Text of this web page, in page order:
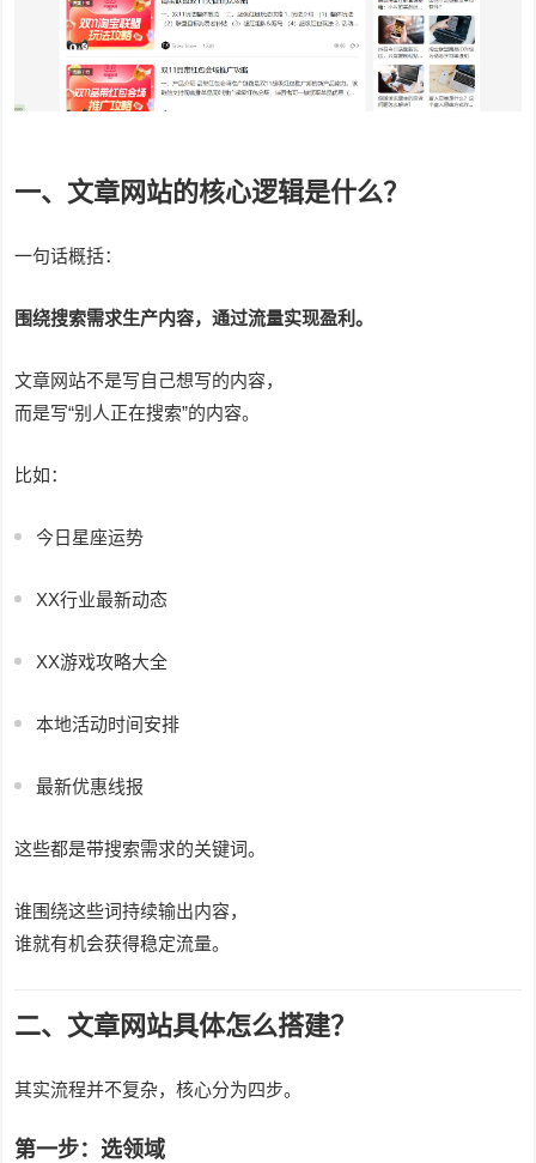
一、文章网站的核心逻辑是什么？
一句话概括：
围绕搜索需求生产内容，通过流量实现盈利。
文章网站不是写自己想写的内容，
而是写“别人正在搜索”的内容。
比如：
今日星座运势
XX行业最新动态
XX游戏攻略大全
本地活动时间安排
最新优惠线报
这些都是带搜索需求的关键词。
谁围绕这些词持续输出内容，
谁就有机会获得稳定流量。
二、文章网站具体怎么搭建？
其实流程并不复杂，核心分为四步。
第一步：选领域